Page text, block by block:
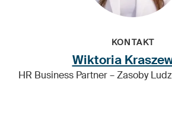
KONTAKT
Wiktoria
HR Business Partner – Zasoby